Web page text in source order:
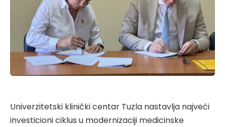
Univerzitetski klinički centar Tuzla nastavlja najveći
investicioni ciklus u modernizaciji medicinske